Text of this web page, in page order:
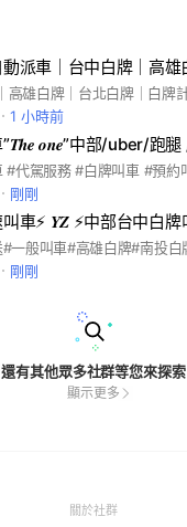
1 小時前
剛剛
剛剛
還有其他眾多社群等您來探索
顯示更多
關於社群(Open